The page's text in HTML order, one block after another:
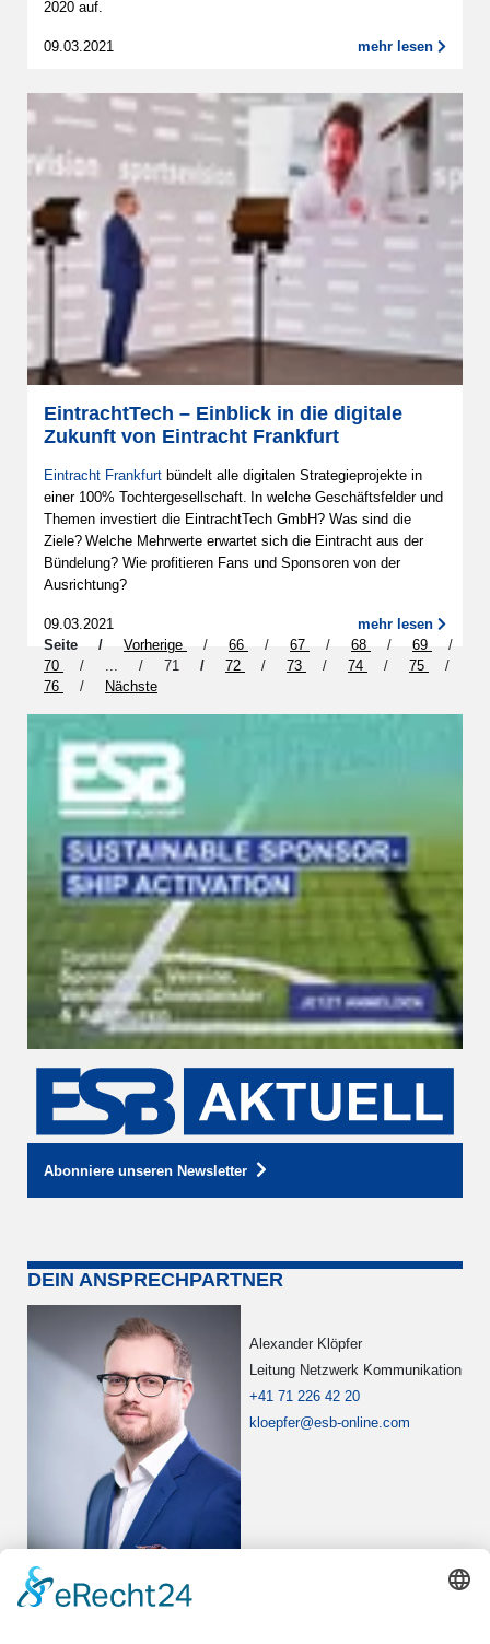
2020 auf.
09.03.2021 mehr lesen
EintrachtTech – Einblick in die digitale
Zukunft von Eintracht Frankfurt
Eintracht Frankfurt bündelt alle digitalen Strategieprojekte in
einer 100% Tochtergesellschaft. In welche Geschäftsfelder und
Themen investiert die EintrachtTech GmbH? Was sind die
Ziele? Welche Mehrwerte erwartet sich die Eintracht aus der
Bündelung? Wie profitieren Fans und Sponsoren von der
Ausrichtung?
09.03.2021
mehr lesen
Seite
Vorherige 66 67 68
69
70
... 71 72 73 74
75
76
Nächste
Abonniere unseren Newsletter
DEIN ANSPRECHPARTNER
Alexander Klöpfer
Leitung Netzwerk Kommunikation
+41 71 226 42 20
kloepfer@esb-online.com